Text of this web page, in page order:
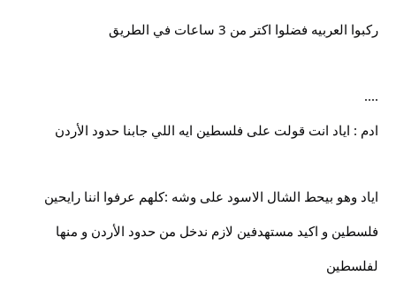
ركبوا العربيه فضلوا اكتر من 3 ساعات في الطريق
....
ادم : اياد انت قولت على فلسطين ايه اللي جابنا حدود الأردن
اياد وهو بيحط الشال الاسود على وشه :كلهم عرفوا اننا رايحين
فلسطين و اكيد مستهدفين لازم ندخل من حدود الأردن و منها
لفلسطين